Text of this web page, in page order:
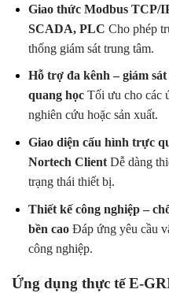
Giao thức Modbus TCP/
SCADA, PLC Cho phép
thống giám sát trung tâm.
Hỗ trợ đa kênh – giám
quang họcTối ưu cho các
nghiên cứu hoặc sản xuất.
Giao diện cấu hình trực
Nortech ClientDễ dàng
trạng thái thiết bị.
Thiết kế công nghiệp –
bền caoĐáp ứng yêu cầu
công nghiệp.
Ứng dụng thực tế E-